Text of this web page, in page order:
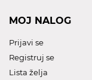
MOJ NALOG
Prijavi se
Registruj se
Lista želja